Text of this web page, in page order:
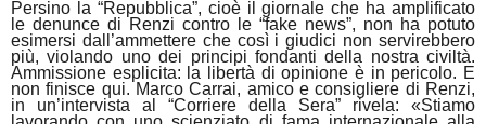
Persino la “Repubblica”, cioè il giornale che ha amplificato
le denunce di Renzi contro le “fake news”, non ha potuto
esimersi dall’ammettere che così i giudici non servirebbero
più, violando uno dei principi fondanti della nostra civiltà.
Ammissione esplicita: la libertà di opinione è in pericolo. E
non finisce qui. Marco Carrai, amico e consigliere di Renzi,
in un’intervista al “Corriere della Sera” rivela: «Stiamo